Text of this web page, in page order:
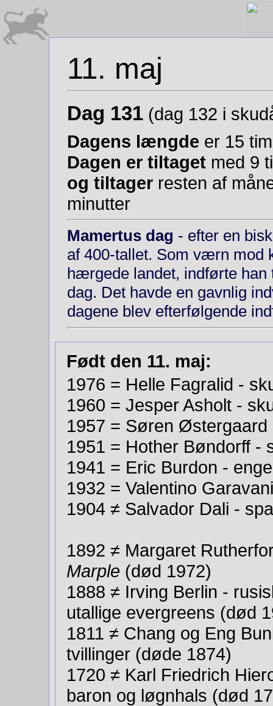
11. maj
Dag 131 (dag 132 i
Dagens længde er 15
Dagen er tiltaget med 9
og tiltager resten af
minutter
Mamertus dag - efter en
af 400-tallet. Som værn mod
hærgede landet, indførte
dag. Det havde en gavnlig
dagene blev efter­følgende
Født den 11. maj:
1976 = Helle Fagralid -
1960 = Jesper Asholt -
1957 = Søren
1951 = Hother Bøndorff -
1941 = Eric Burdon -
1932 = Valentino
1904 ≠ Salvador Dali -
1892 ≠ Margaret
Marple (død 1972)
1888 ≠ Irving Berlin -
utallige evergreens (død
1811 ≠ Chang og Eng
tvillinger (døde 1874)
1720 ≠ Karl Friedrich
baron og løgnhals (død